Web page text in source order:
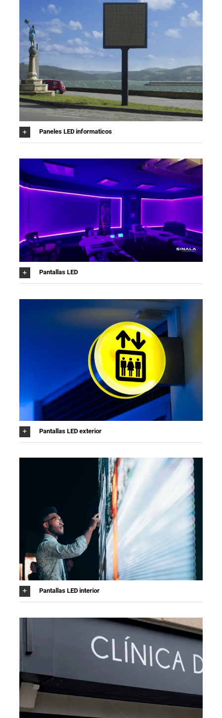
Paneles LED informaticos
Pantallas LED
Pantallas LED exterior
Pantallas LED interior